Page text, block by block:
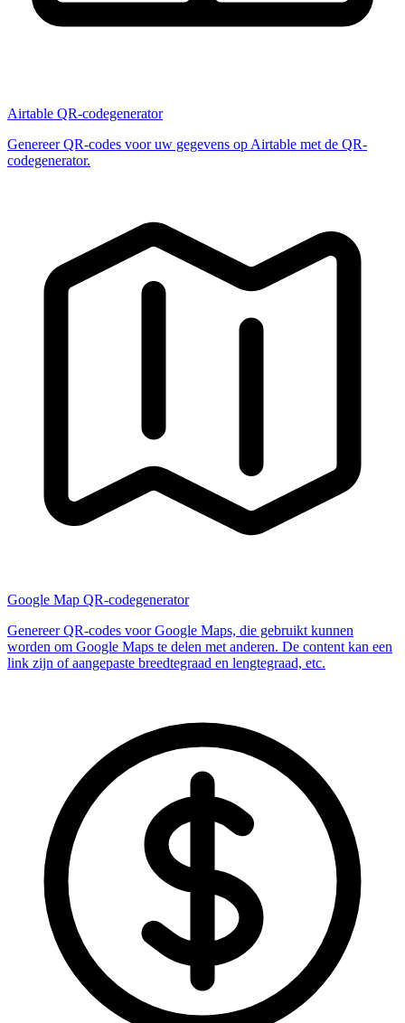
Airtable QR-codegenerator
Genereer QR-codes voor uw gegevens op Airtable met de QR-
codegenerator.
Google Map QR-codegenerator
Genereer QR-codes voor Google Maps, die gebruikt kunnen
worden om Google Maps te delen met anderen. De content kan een
link zijn of aangepaste breedtegraad en lengtegraad, etc.